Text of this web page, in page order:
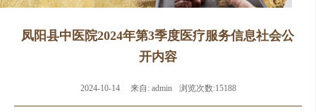
凤阳县中医院2024年第3季度医疗服务信息社会公
开内容
2024-10-14 来自: admin 浏览次数:15188